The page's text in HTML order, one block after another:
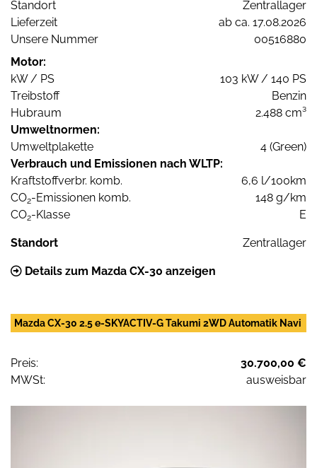
Standort
Zentrallager
Lieferzeit
ab ca. 17.08.2026
Unsere Nummer
00516880
Motor:
kW / PS
103 kW / 140 PS
Treibstoff
Benzin
Hubraum
2.488 cm³
Umweltnormen:
Umweltplakette
4 (Green)
Verbrauch und Emissionen nach WLTP:
Kraftstoffverbr. komb.
6,6 l/100km
CO2-Emissionen komb.
148 g/km
CO2-Klasse E
Standort Zentrallager
Details zum Mazda CX-30 anzeigen
Mazda CX-30 2.5 e-SKYACTIV-G Takumi 2WD Automatik Navi
Preis:
30.700,00 €
MWSt:
ausweisbar